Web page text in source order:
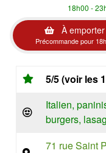
18h00 -
À emporter
Précommande pour
5/5 (voir les
Italien,
burgers,
71 rue Saint